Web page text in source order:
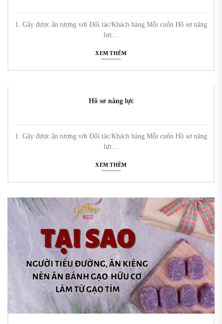
1. Gây được ấn tượng với Đối tác/Khách hàng Mỗi cuốn Hồ sơ năng
lực...
XEM THÊM
Hồ sơ năng lực
1. Gây được ấn tượng với Đối tác/Khách hàng Mỗi cuốn Hồ sơ năng
lực...
XEM THÊM